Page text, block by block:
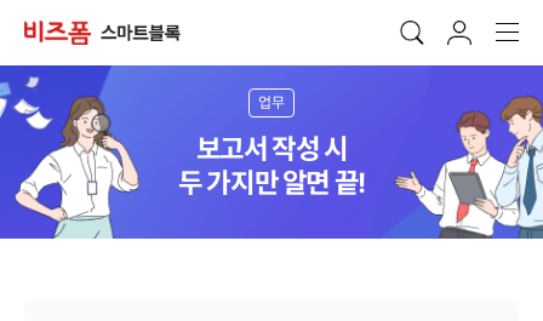
업무
보고서 작성 시
두 가지만 알면 끝!